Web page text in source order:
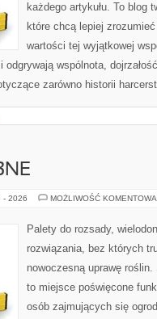
każdego artykułu. To blog
które chcą lepiej
wartości tej wyjątkowej
wspólnota,
zarówno historii
- 2026 MOŻLIWOŚĆ
Palety do rozsady,
rozwiązania, bez których
nowoczesną uprawę
to miejsce poświęcone
osób zajmujących się